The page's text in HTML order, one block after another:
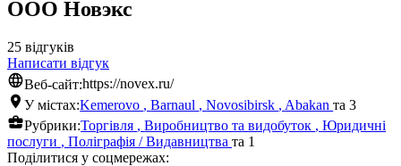
ООО Новэкс
25 відгуків
Написати відгук
Веб-сайт:https://novex.ru/
У містах:Kemerovo ,Barnaul ,Novosibirsk , Abakanта 3
Рубрики:Торгівля ,Виробництво та видобуток ,Юридичні
послуги , Поліграфія / Видавництва та 1
Поділитися у соцмережах: